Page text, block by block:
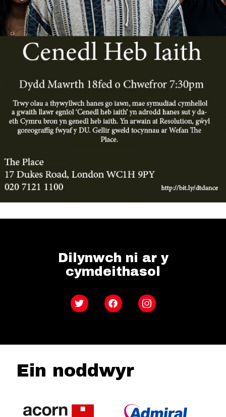
Dilynwch ni ar y
cymdeithasol
Twitter FacebookInstagram
Ein noddwyr